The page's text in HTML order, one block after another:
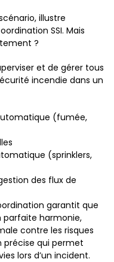
illustre
SSI. Mais
?
et de gérer tous
incendie dans un
(fumée,
(sprinklers,
des flux de
garantit que
harmonie,
contre les risques
précise qui permet
lors d’un incident.